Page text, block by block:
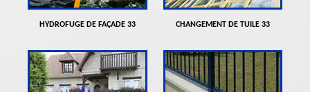
HYDROFUGE DE FAÇADE 33 CHANGEMENT DE TUILE 33